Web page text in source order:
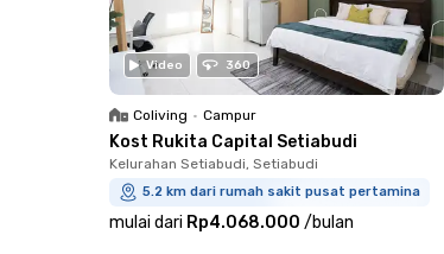
Video 360
Coliving • Campur
Kost Rukita Capital Setiabudi
Kelurahan Setiabudi, Setiabudi
5.2 km dari rumah sakit pusat pertamina
mulai dari Rp4.068.000 /bulan